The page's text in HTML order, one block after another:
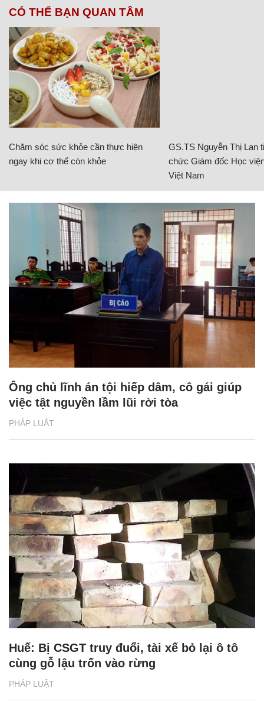
CÓ THỂ BẠN QUAN TÂM
Chăm sóc sức khỏe cần thực hiện
ngay khi cơ thể còn khỏe
GS.TS Nguyễn Thị Lan
chức Giám đốc Học
Việt Nam
PHÁP LUẬT
Ông chủ lĩnh án tội hiếp dâm, cô gái giúp
việc tật nguyền lầm lũi rời tòa
PHÁP LUẬT
Huế: Bị CSGT truy đuổi, tài xế bỏ lại ô tô
cùng gỗ lậu trốn vào rừng